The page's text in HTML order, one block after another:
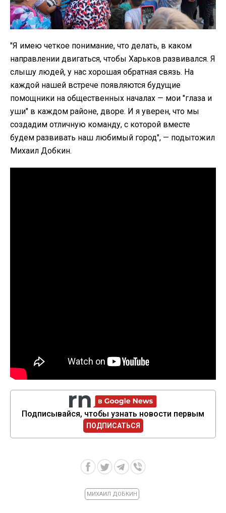
"Я имею четкое понимание, что делать, в каком
направлении двигаться, чтобы Харьков развивался. Я
слышу людей, у нас хорошая обратная связь. На
каждой нашей встрече появляются будущие
помощники на общественных началах — мои "глаза и
уши" в каждом районе, дворе. И я уверен, что мы
создадим отличную команду, с которой вместе
будем развивать наш любимый город", — подытожил
Михаил Добкин.
Подписывайся, чтобы узнать новости первым
ПОДПИСАТЬСЯ
МИХАИЛ ДОБКИН